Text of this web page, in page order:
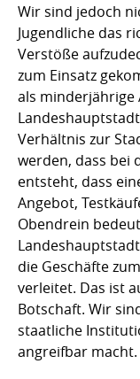
Wir sind jedoch
Jugendliche das
Verstöße
zum Einsatz
als minderjährige
Verhältnis zur
werden, dass bei
entsteht, dass
Angebot,
Obendrein
die Geschäfte
verleitet. Das ist
Botschaft. Wir
staatliche
angreifbar macht.